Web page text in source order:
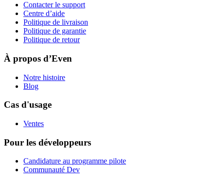
Contacter le support
Centre d’aide
Politique de livraison
Politique de garantie
Politique de retour
À propos d’Even
Notre histoire
Blog
Cas d'usage
Ventes
Pour les développeurs
Candidature au programme pilote
Communauté Dev